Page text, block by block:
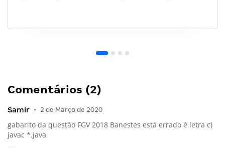
Comentários (2)
Samir • 2 de Março de 2020
gabarito da questão FGV 2018 Banestes está errado é letra c)
javac *.java